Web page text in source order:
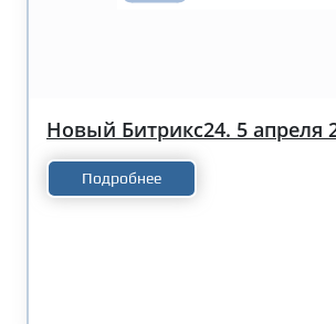
Новый Битрикс24. 5 апреля
Подробнее